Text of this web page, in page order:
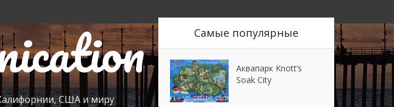
США и миру
Самые популярные
Аквапарк Knott’s
Soak City